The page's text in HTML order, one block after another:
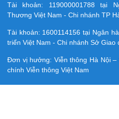
Tài khoản: 119000001788 tại
Thương Việt Nam - Chi nhánh TP
Tài khoản: 1600114156 tại Ngân
triển Việt Nam - Chi nhánh Sở Giao
Đơn vị hưởng: Viễn thông Hà Nội –
chính Viễn thông Việt Nam